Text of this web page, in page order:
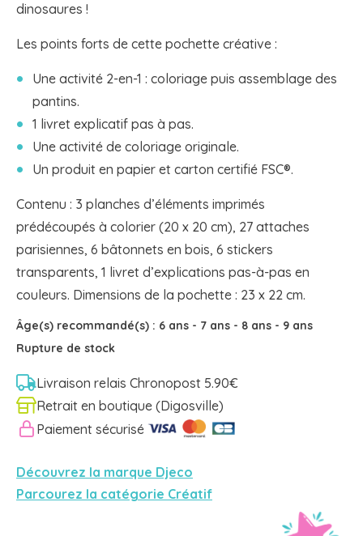
dinosaures !
Les points forts de cette pochette créative :
Une activité 2-en-1 : coloriage puis assemblage des
pantins.
1 livret explicatif pas à pas.
Une activité de coloriage originale.
Un produit en papier et carton certifié FSC®.
Contenu : 3 planches d’éléments imprimés
prédécoupés à colorier (20 x 20 cm), 27 attaches
parisiennes, 6 bâtonnets en bois, 6 stickers
transparents, 1 livret d’explications pas-à-pas en
couleurs. Dimensions de la pochette : 23 x 22 cm.
Âge(s) recommandé(s) : 6 ans - 7 ans - 8 ans - 9 ans
Rupture de stock
Livraison relais Chronopost 5.90€
Retrait en boutique (Digosville)
Paiement sécurisé
Découvrez la marque Djeco
Parcourez la catégorie Créatif